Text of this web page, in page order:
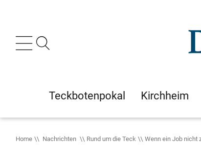
Teckbotenpokal Kirchheim
Home Nachrichten Rund um die Teck Wenn ein Job nicht